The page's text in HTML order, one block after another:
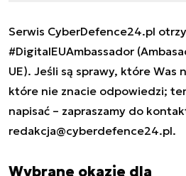
Serwis CyberDefence24.pl
#DigitalEUAmbassador
UE). Jeśli są sprawy, które Was
które nie znacie odpowiedzi;
napisać – zapraszamy do
redakcja@cyberdefence24.pl.
Wybrane okazje dla